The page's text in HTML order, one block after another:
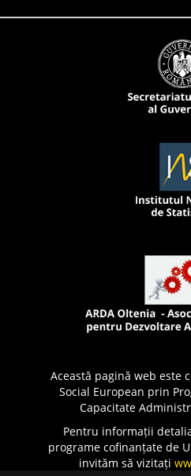
Această pagină web este
Social European prin
Capacitate
Pentru informații
programe cofinanțate de
invităm să vizitați